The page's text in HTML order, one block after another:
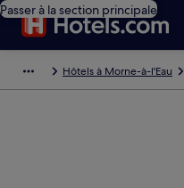
Passer à la section principale
Hôtels à Morne-à-l'Eau